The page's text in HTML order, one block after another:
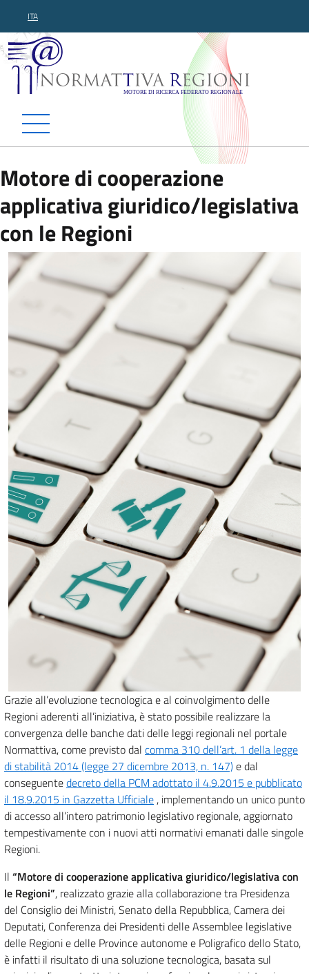
ITA
Normattiva Regioni -
Motore di cooperazione
applicativa giuridico/legislativa
con le Regioni
Grazie all’evoluzione tecnologica e al coinvolgimento delle
Regioni aderenti all’iniziativa, è stato possibile realizzare la
convergenza delle banche dati delle leggi regionali nel portale
Normattiva, come previsto dal comma 310 dell’art. 1 della legge
di stabilità 2014 (legge 27 dicembre 2013, n. 147)e dal
conseguentedecreto della PCM adottato il 4.9.2015 e pubblicato
il 18.9.2015 in Gazzetta Ufficiale , implementando un unico punto
di accesso all’intero patrimonio legislativo regionale, aggiornato
tempestivamente con i nuovi atti normativi emanati dalle singole
Regioni.
Il “Motore di cooperazione applicativa giuridico/legislativa con
le Regioni”, realizzato grazie alla collaborazione tra Presidenza
del Consiglio dei Ministri, Senato della Repubblica, Camera dei
Deputati, Conferenza dei Presidenti delle Assemblee legislative
delle Regioni e delle Province autonome e Poligrafico dello Stato,
è infatti il risultato di una soluzione tecnologica, basata sul